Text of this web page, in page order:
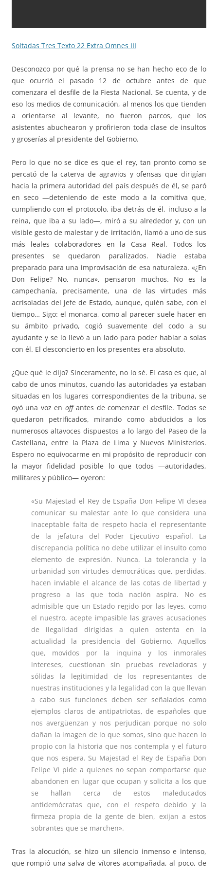
Soltadas Tres Texto 22 Extra Omnes III
Desconozco por qué la prensa no se han hecho eco de lo
que ocurrió el pasado 12 de octubre antes de que
comenzara el desfile de la Fiesta Nacional. Se cuenta, y de
eso los medios de comunicación, al menos los que tienden
a orientarse al levante, no fueron parcos, que los
asistentes abuchearon y profirieron toda clase de insultos
y groserías al presidente del Gobierno.
Pero lo que no se dice es que el rey, tan pronto como se
percató de la caterva de agravios y ofensas que dirigían
hacia la primera autoridad del país después de él, se paró
en seco —deteniendo de este modo a la comitiva que,
cumpliendo con el protocolo, iba detrás de él, incluso a la
reina, que iba a su lado—, miró a su alrededor y, con un
visible gesto de malestar y de irritación, llamó a uno de sus
más leales colaboradores en la Casa Real. Todos los
presentes se quedaron paralizados. Nadie estaba
preparado para una improvisación de esa naturaleza. «¿En
Don Felipe? No, nunca», pensaron muchos. No es la
campechanía, precisamente, una de las virtudes más
acrisoladas del jefe de Estado, aunque, quién sabe, con el
tiempo… Sigo: el monarca, como al parecer suele hacer en
su ámbito privado, cogió suavemente del codo a su
ayudante y se lo llevó a un lado para poder hablar a solas
con él. El desconcierto en los presentes era absoluto.
¿Que qué le dijo? Sinceramente, no lo sé. El caso es que, al
cabo de unos minutos, cuando las autoridades ya estaban
situadas en los lugares correspondientes de la tribuna, se
oyó una voz en offantes de comenzar el desfile. Todos se
quedaron petrificados, mirando como abducidos a los
numerosos altavoces dispuestos a lo largo del Paseo de la
Castellana, entre la Plaza de Lima y Nuevos Ministerios.
Espero no equivocarme en mi propósito de reproducir con
la mayor fidelidad posible lo que todos —autoridades,
militares y público— oyeron:
«Su Majestad el Rey de España Don Felipe VI desea
comunicar su malestar ante lo que considera una
inaceptable falta de respeto hacia el representante
de la jefatura del Poder Ejecutivo español. La
discrepancia política no debe utilizar el insulto como
elemento de expresión. Nunca. La tolerancia y la
urbanidad son virtudes democráticas que, perdidas,
hacen inviable el alcance de las cotas de libertad y
progreso a las que toda nación aspira. No es
admisible que un Estado regido por las leyes, como
el nuestro, acepte impasible las graves acusaciones
de ilegalidad dirigidas a quien ostenta en la
actualidad la presidencia del Gobierno. Aquellos
que, movidos por la inquina y los inmorales
intereses, cuestionan sin pruebas reveladoras y
sólidas la legitimidad de los representantes de
nuestras instituciones y la legalidad con la que llevan
a cabo sus funciones deben ser señalados como
ejemplos claros de antipatriotas, de españoles que
nos avergüenzan y nos perjudican porque no solo
dañan la imagen de lo que somos, sino que hacen lo
propio con la historia que nos contempla y el futuro
que nos espera. Su Majestad el Rey de España Don
Felipe VI pide a quienes no sepan comportarse que
abandonen en lugar que ocupan y solicita a los que
se hallan cerca de estos maleducados
antidemócratas que, con el respeto debido y la
firmeza propia de la gente de bien, exijan a estos
sobrantes que se marchen».
Tras la alocución, se hizo un silencio inmenso e intenso,
que rompió una salva de vítores acompañada, al poco, de